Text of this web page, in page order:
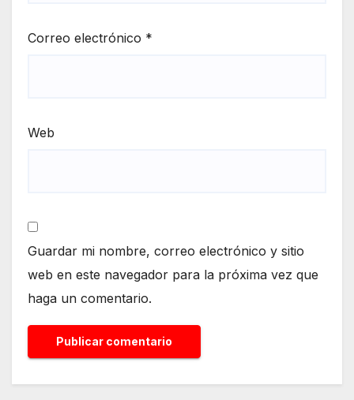
Correo electrónico *
Web
Guardar mi nombre, correo electrónico y sitio
web en este navegador para la próxima vez que
haga un comentario.